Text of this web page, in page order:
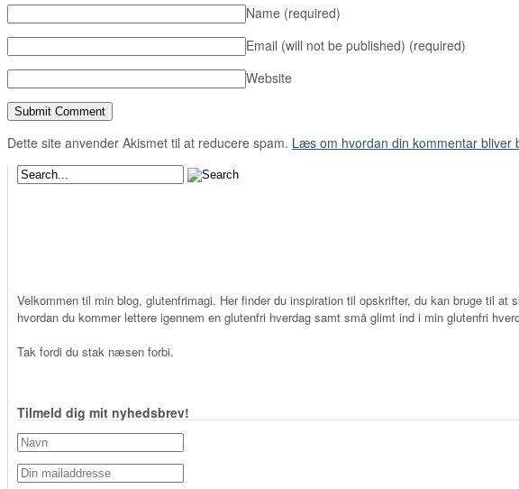
Name (required)
Email (will not be published) (required)
Website
Dette site anvender Akismet til at reducere spam. Læs om hvordan din kommentar bliver
Velkommen til min blog, glutenfrimagi. Her finder du inspiration til opskrifter, du kan bruge til
hvordan du kommer lettere igennem en glutenfri hverdag samt små glimt ind i min glutenfri
Tak fordi du stak næsen forbi.
Tilmeld dig mit nyhedsbrev!